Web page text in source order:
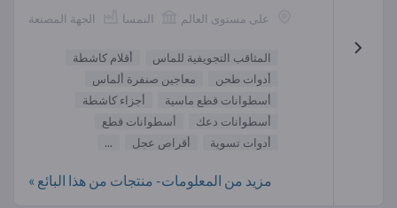
الجهة المصنعة النمسا على مستوى العالم
المثاقب التجويفية للماس
أقلام كاشطة
أدوات طحن
معاجين صنفرة ألماس
أسطوانات قطع ماسية
أجزاء كاشطة
أسطوانات دعك
أسطوانات قطع
أدوات تسوية
أقراص عجل ...
مزيد من المعلومات- منتجات من هذا البائع »